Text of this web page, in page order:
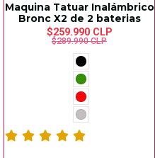
Maquina Tatuar Inalámbrico
Bronc X2 de 2 baterias
$259.990 CLP
$289.990 CLP